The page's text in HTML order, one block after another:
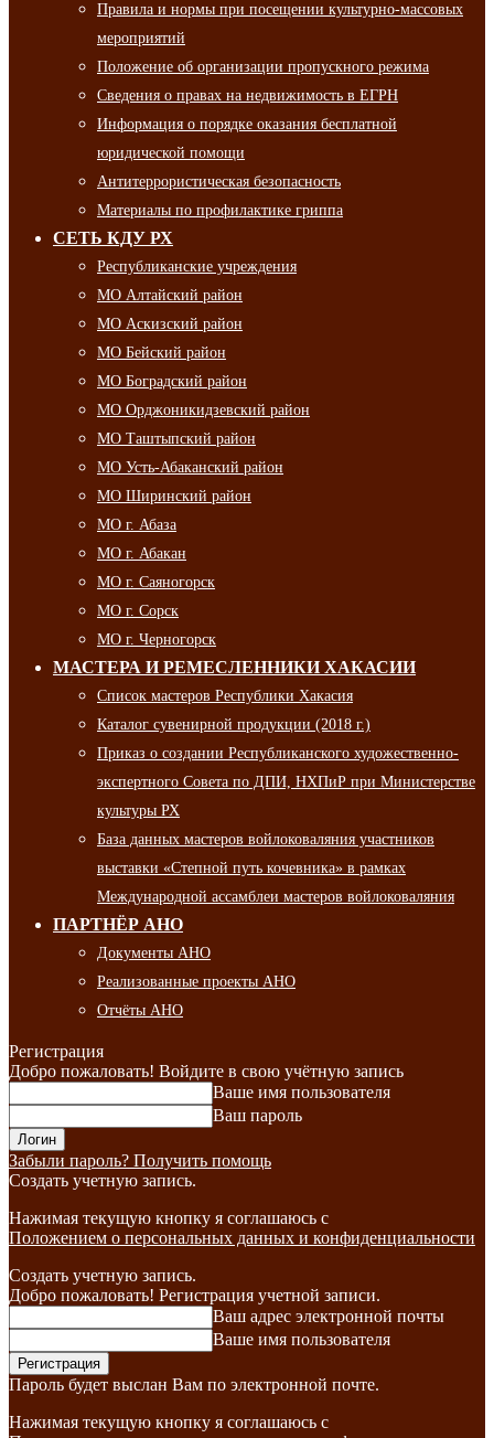
Правила и нормы при посещении культурно-массовых
мероприятий
Положение об организации пропускного режима
Сведения о правах на недвижимость в ЕГРН
Информация о порядке оказания бесплатной
юридической помощи
Антитеррористическая безопасность
Материалы по профилактике гриппа
СЕТЬ КДУ РХ
Республиканские учреждения
МО Алтайский район
МО Аскизский район
МО Бейский район
МО Боградский район
МО Орджоникидзевский район
МО Таштыпский район
МО Усть-Абаканский район
МО Ширинский район
МО г. Абаза
МО г. Абакан
МО г. Саяногорск
МО г. Сорск
МО г. Черногорск
МАСТЕРА И РЕМЕСЛЕННИКИ ХАКАСИИ
Список мастеров Республики Хакасия
Каталог сувенирной продукции (2018 г.)
Приказ о создании Республиканского художественно-
экспертного Совета по ДПИ, НХПиР при Министерстве
культуры РХ
База данных мастеров войлоковаляния участников
выставки «Степной путь кочевника» в рамках
Международной ассамблеи мастеров войлоковаляния
ПАРТНЁР АНО
Документы АНО
Реализованные проекты АНО
Отчёты АНО
Регистрация
Добро пожаловать! Войдите в свою учётную запись
Ваше имя пользователя
Ваш пароль
Забыли пароль? Получить помощь
Создать учетную запись.
Нажимая текущую кнопку я соглашаюсь с
Положением о персональных данных и конфиденциальности
Создать учетную запись.
Добро пожаловать! Регистрация учетной записи.
Ваш адрес электронной почты
Ваше имя пользователя
Пароль будет выслан Вам по электронной почте.
Нажимая текущую кнопку я соглашаюсь с